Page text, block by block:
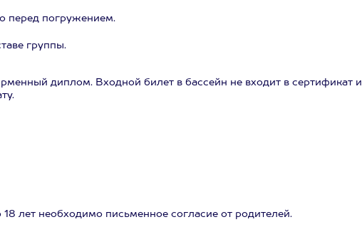
перед погружением.
группы.
диплом. Входной билет в бассейн не входит в сертификат и
18 лет необходимо письменное согласие от родителей.